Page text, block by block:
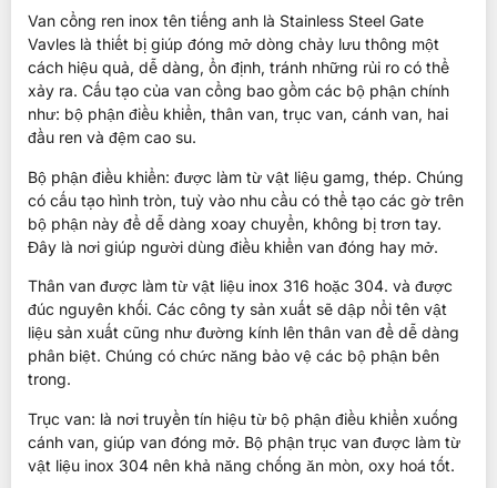
Van cổng ren inox tên tiếng anh là Stainless Steel Gate
Vavles là thiết bị giúp đóng mở dòng chảy lưu thông một
cách hiệu quả, dễ dàng, ổn định, tránh những rủi ro có thể
xảy ra. Cấu tạo của van cổng bao gồm các bộ phận chính
như: bộ phận điều khiển, thân van, trục van, cánh van, hai
đầu ren và đệm cao su.
Bộ phận điều khiển: được làm từ vật liệu gamg, thép. Chúng
có cấu tạo hình tròn, tuỳ vào nhu cầu có thể tạo các gờ trên
bộ phận này để dễ dàng xoay chuyển, không bị trơn tay.
Đây là nơi giúp người dùng điều khiển van đóng hay mở.
Thân van được làm từ vật liệu inox 316 hoặc 304. và được
đúc nguyên khối. Các công ty sản xuất sẽ dập nổi tên vật
liệu sản xuất cũng như đường kính lên thân van để dễ dàng
phân biệt. Chúng có chức năng bảo vệ các bộ phận bên
trong.
Trục van: là nơi truyền tín hiệu từ bộ phận điều khiển xuống
cánh van, giúp van đóng mở. Bộ phận trục van được làm từ
vật liệu inox 304 nên khả năng chống ăn mòn, oxy hoá tốt.